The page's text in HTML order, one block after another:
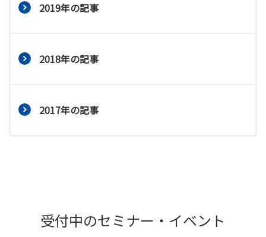
2019年の記事
2018年の記事
2017年の記事
受付中のセミナー・イベント